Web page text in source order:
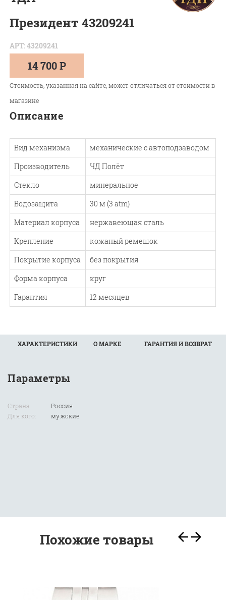
Президент 43209241
АРТ: 43209241
14 700 Р
Стоимость, указанная на сайте, может отличаться от стоимости в
магазине
Описание
Вид механизма
механические с автоподзаводом
Производитель
ЧД Полёт
Стекло
минеральное
Водозащита
30 м (3 atm)
Материал корпуса
нержавеющая сталь
Крепление
кожаный ремешок
Покрытие корпуса
без покрытия
Форма корпуса
круг
Гарантия
12 месяцев
ХАРАКТЕРИСТИКИ О МАРКЕ ГАРАНТИЯ И ВОЗВРАТ
Параметры
Страна
Для кого:
Россия
мужские
Похожие товары